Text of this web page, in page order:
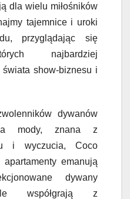
dla wielu miłośników
tajemnice i uroki
przyglądając się
najbardziej
świata show-biznesu i
dywanów
mody, znana z
i wyczucia, Coco
emanują
dywany
współgrają z